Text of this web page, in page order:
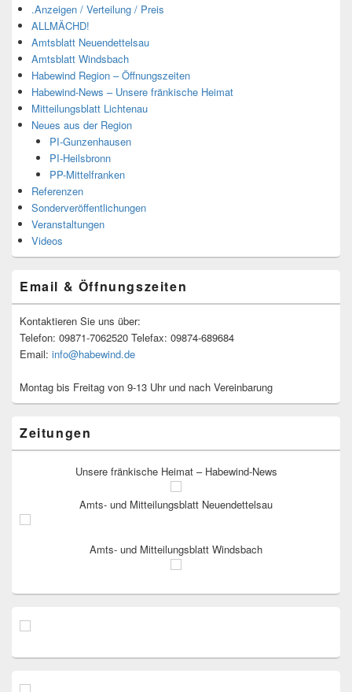
.Anzeigen / Verteilung / Preis
ALLMÄCHD!
Amtsblatt Neuendettelsau
Amtsblatt Windsbach
Habewind Region – Öffnungszeiten
Habewind-News – Unsere fränkische Heimat
Mitteilungsblatt Lichtenau
Neues aus der Region
PI-Gunzenhausen
PI-Heilsbronn
PP-Mittelfranken
Referenzen
Sonderveröffentlichungen
Veranstaltungen
Videos
Email & Öffnungszeiten
Kontaktieren Sie uns über:
Telefon: 09871-7062520 Telefax: 09874-689684
Email: info@habewind.de
Montag bis Freitag von 9-13 Uhr und nach Vereinbarung
Zeitungen
Unsere fränkische Heimat – Habewind-News
Amts- und Mitteilungsblatt Neuendettelsau
Amts- und Mitteilungsblatt Windsbach